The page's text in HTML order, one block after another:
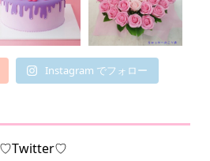
Instagram でフォロー
♡Twitter♡